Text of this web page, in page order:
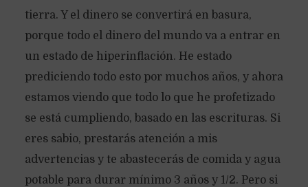
tierra. Y el dinero se convertirá en basura,
porque todo el dinero del mundo va a entrar en
un estado de hiperinflación. He estado
prediciendo todo esto por muchos años, y ahora
estamos viendo que todo lo que he profetizado
se está cumpliendo, basado en las escrituras. Si
eres sabio, prestarás atención a mis
advertencias y te abastecerás de comida y agua
potable para durar mínimo 3 años y 1/2. Pero si